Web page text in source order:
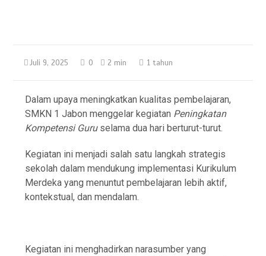
Juli 9, 2025 0 2 min 1 tahun
Dalam upaya meningkatkan kualitas pembelajaran,
SMKN 1 Jabon menggelar kegiatan Peningkatan
Kompetensi Guruselama dua hari berturut-turut.
Kegiatan ini menjadi salah satu langkah strategis
sekolah dalam mendukung implementasi Kurikulum
Merdeka yang menuntut pembelajaran lebih aktif,
kontekstual, dan mendalam.
Kegiatan ini menghadirkan narasumber yang